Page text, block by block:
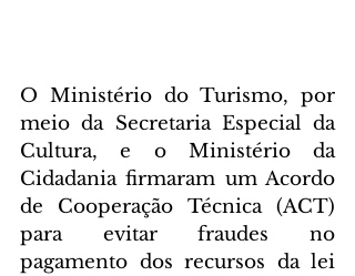
O Ministério do Turismo, por
meio da Secretaria Especial da
Cultura, e o Ministério da
Cidadania firmaram um Acordo
de Cooperação Técnica (ACT)
para evitar fraudes no
pagamento dos recursos da lei